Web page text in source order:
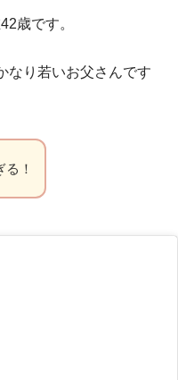
歳です。
なり若いお父さんです
！